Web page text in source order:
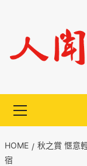
content
Menu
HOME
秋之賞 愜意
宿